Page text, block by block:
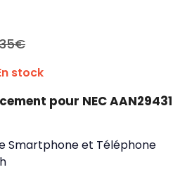
stock
pour NEC AAN29431
Smartphone et Téléphone